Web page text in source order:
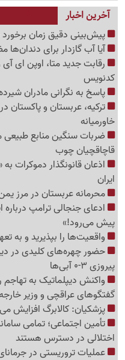
آخرین اخبار
پیش‌بینی دقیق زمان
آیا آب گازدار برای
رقابت جدید متا، اوپن ای
کدنویس
پاسخ به نگرانی مادران
ترکیه، عربستان و پاکستان
خاورمیانه
ضربات سنگین منابع طبیعی
قاچاقچیان چوب
اذعان قانونگذار دموکرات
ایران
محرمانه عربستان در مرز
ادعای جنجالی ترامپ درباره
پیش می‌رود!»
واقعیت‌ها را بپذیرید و به
حضور چهره‌های کلیدی در
پیروزی 3-0 آبی‌ها
واکنش دیپلماتیک به تهاجم
گفتگوهای عراقچی و وزیر
پزشکیان: کالابرگ افزایش
تأمین اجتماعی؛ تمامی
اختلالی در دسترس هستند
عملیات تروریستی در